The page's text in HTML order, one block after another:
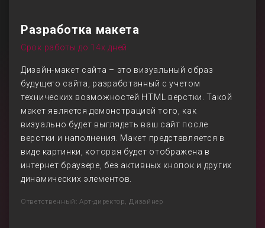
Разработка макета
Срок работы до 14х дней
Дизайн-макет сайта – это визуальный образ
будущего сайта, разработанный с учетом
технических возможностей HTML верстки. Такой
макет является демонстрацией того, как
визуально будет выглядеть ваш сайт после
верстки и наполнения. Макет представляется в
виде картинки, которая будет отображена в
интернет браузере, без активных кнопок и других
динамических элементов.
Ответственный: Арт-директор, Дизайнер